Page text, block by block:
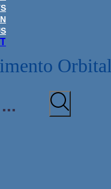
Orbital